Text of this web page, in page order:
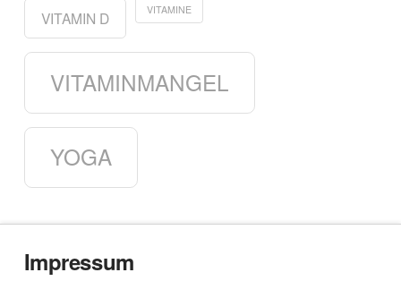
VITAMIN D VITAMINE
VITAMINMANGEL
YOGA
Impressum